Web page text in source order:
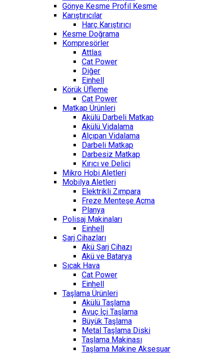
Gönye Kesme Profil Kesme
Karıştırıcılar
Harç Karıştırıcı
Kesme Doğrama
Kompresörler
Attlas
Cat Power
Diğer
Einhell
Körük Üfleme
Cat Power
Matkap Ürünleri
Akülü Darbeli Matkap
Akülü Vidalama
Alçıpan Vidalama
Darbeli Matkap
Darbesiz Matkap
Kırıcı ve Delici
Mikro Hobi Aletleri
Mobilya Aletleri
Elektrikli Zımpara
Freze Menteşe Açma
Planya
Polisaj Makinaları
Einhell
Şarj Cihazları
Akü Şarj Cihazı
Akü ve Batarya
Sıcak Hava
Cat Power
Einhell
Taşlama Ürünleri
Akülü Taşlama
Avuç İçi Taşlama
Büyük Taşlama
Metal Taşlama Diski
Taşlama Makinası
Taşlama Makine Aksesuar